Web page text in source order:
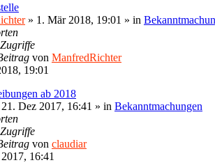
» 1. Mär 2018, 19:01 » in
Zugriffe
von ManfredRichter
19:01
ab 2018
21. Dez 2017, 16:41 » in Bekanntmachungen
Zugriffe
von claudiar
16:41